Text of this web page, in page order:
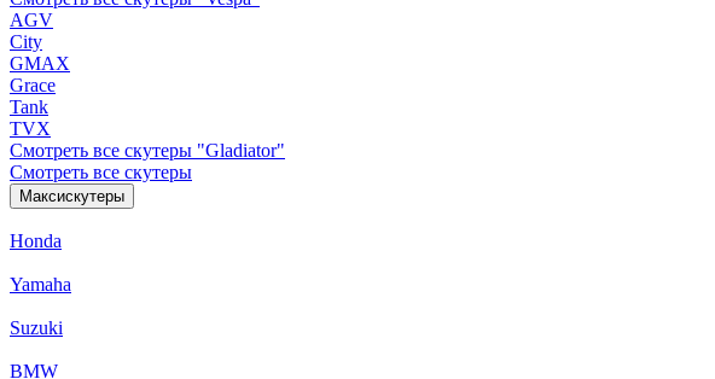
AGV
City
GMAX
Grace
Tank
TVX
Смотреть все скутеры "Gladiator"
Смотреть все скутеры
Максискутеры
Honda
Yamaha
Suzuki
BMW